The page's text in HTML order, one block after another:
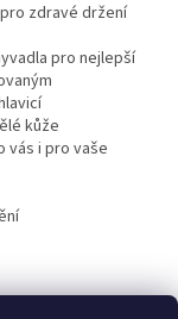
zdravé držení
pro nejlepší
kůže
vás i pro vaše